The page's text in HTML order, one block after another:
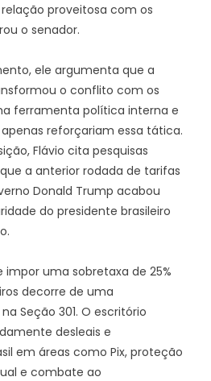
proveitosa com os
o senador.
ele argumenta que a
o conflito com os
ferramenta política interna e
reforçariam essa tática.
Flávio cita pesquisas
a anterior rodada de tarifas
Donald Trump acabou
do presidente brasileiro
impor uma sobretaxa de 25%
decorre de uma
Seção 301. O escritório
desleais e
em áreas como Pix, proteção
e combate ao